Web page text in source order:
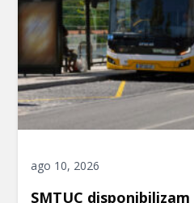
ago 10, 2026
SMTUC